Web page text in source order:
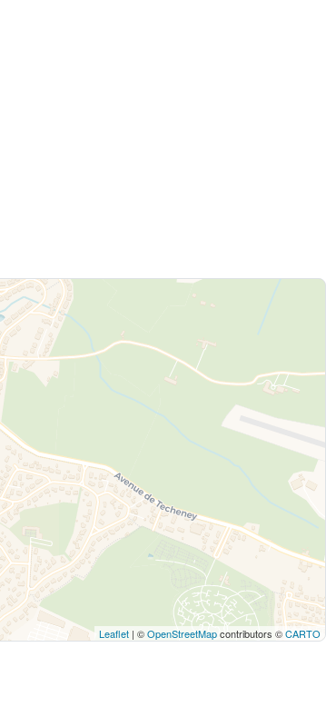
Leaflet | ©OpenStreetMapcontributors ©CARTO